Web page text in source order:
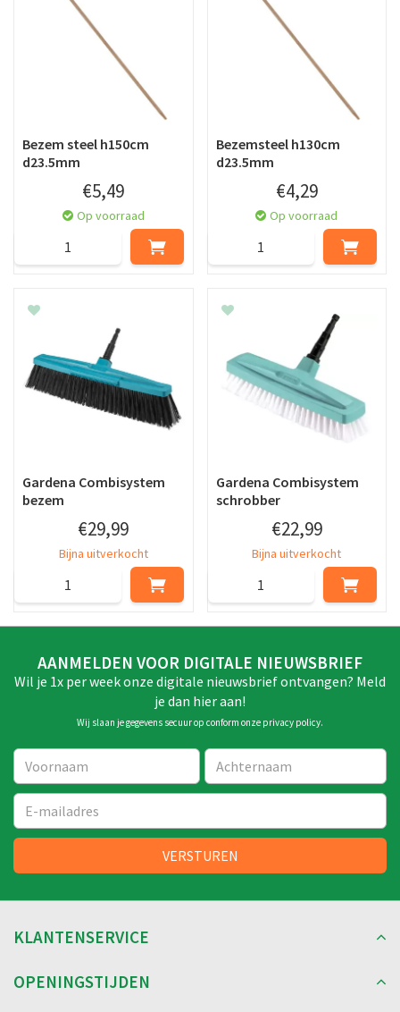
Bezem steel h150cm
d23.5mm
€5,49
Op voorraad
Bezemsteel h130cm
d23.5mm
€4,29
Op voorraad
Gardena Combisystem
bezem
€29,99
Bijna uitverkocht
Gardena Combisystem
schrobber
€22,99
Bijna uitverkocht
AANMELDEN VOOR DIGITALE NIEUWSBRIEF
Wil je 1x per week onze digitale nieuwsbrief ontvangen? Meld
je dan hier aan!
Wij slaan je gegevens secuur op conform onze privacy policy.
KLANTENSERVICE
OPENINGSTIJDEN